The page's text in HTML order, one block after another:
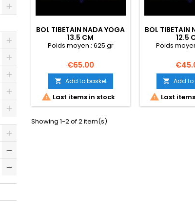
BOL TIBETAIN NADA YOGA
13.5 CM
Poids moyen : 625 gr
Price
€65.00
 Add to basket
 Last items in stock
BOL TIBETAIN
12.5
Poids
Price
 Add to
 Last
Showing 1-2 of 2 item(s)